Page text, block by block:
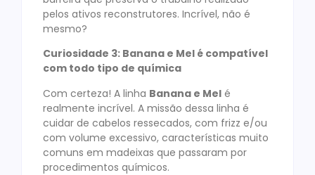
pelos ativos reconstrutores. Incrível, não é
mesmo?
Curiosidade 3: Banana e Mel é compatível
com todo tipo de química
Com certeza! A linha Banana e Mel é
realmente incrível. A missão dessa linha é
cuidar de cabelos ressecados, com frizz e/ou
com volume excessivo, características muito
comuns em madeixas que passaram por
procedimentos químicos.